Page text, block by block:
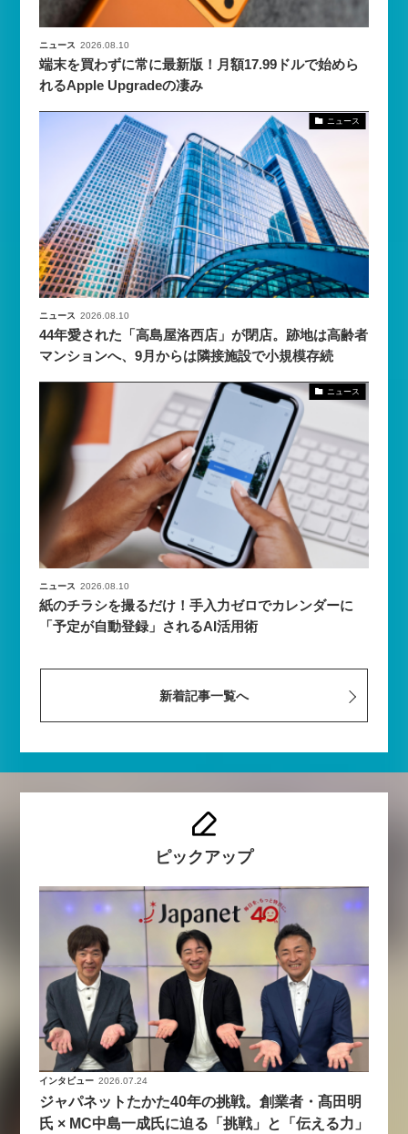
ニュース 2026.08.10
端末を買わずに常に最新版！月額17.99ドルで始めら
れるApple Upgradeの凄み
ニュース
ニュース 2026.08.10
44年愛された「高島屋洛西店」が閉店。跡地は高齢者
マンションへ、9月からは隣接施設で小規模存続
ニュース
ニュース 2026.08.10
紙のチラシを撮るだけ！手入力ゼロでカレンダーに
「予定が自動登録」されるAI活用術
新着記事一覧へ
ピックアップ
インタビュー 2026.07.24
ジャパネットたかた40年の挑戦。創業者・髙田明
氏 × MC中島一成氏に迫る「挑戦」と「伝える力」